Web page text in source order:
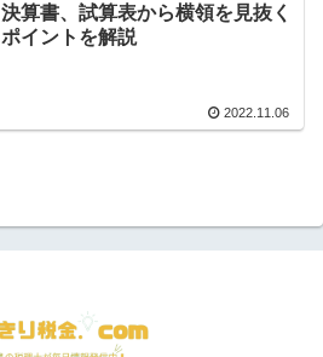
決算書、試算表から横領を見抜く
ポイントを解説
2022.11.06